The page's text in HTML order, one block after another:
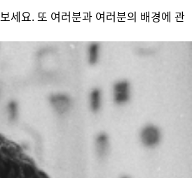
세요. 또 여러분과 여러분의 배경에 관